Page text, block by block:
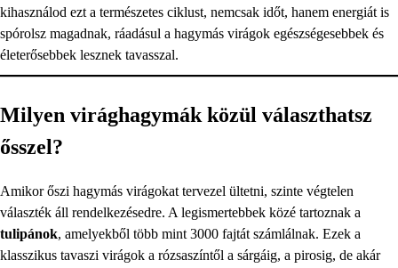
kihasználod ezt a természetes ciklust, nemcsak időt, hanem energiát is
spórolsz magadnak, ráadásul a hagymás virágok egészségesebbek és
életerősebbek lesznek tavasszal.
Milyen virághagymák közül választhatsz
ősszel?
Amikor őszi hagymás virágokat tervezel ültetni, szinte végtelen
választék áll rendelkezésedre. A legismertebbek közé tartoznak a
tulipánok, amelyekből több mint 3000 fajtát számlálnak. Ezek a
klasszikus tavaszi virágok a rózsaszíntől a sárgáig, a pirosig, de akár